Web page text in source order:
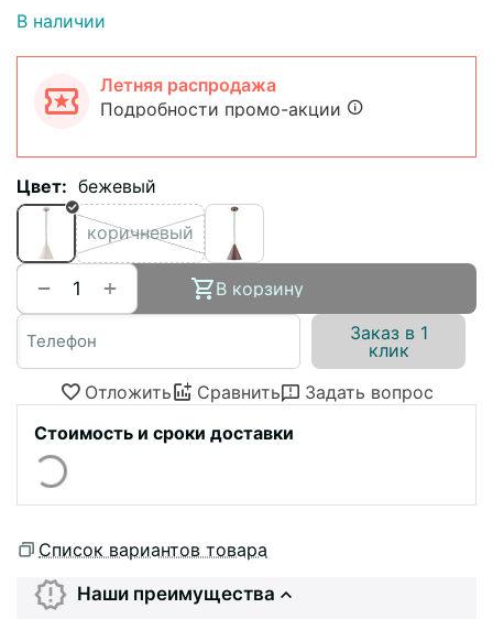
В наличии
Летняя распродажа
Подробности промо-акции
Цвет: бежевый
коричневый
+
−
В корзину
Заказ в 1
клик
Отложить
Сравнить
Задать вопрос
Стоимость и сроки доставки
Список вариантов товара
Наши преимущества